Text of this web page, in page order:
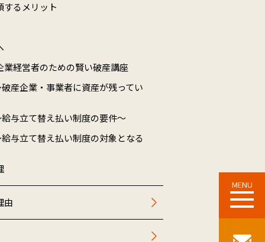
MENU
するメリット
経営者のための賢い破産講座
産企業・事業者に資産が残ってい
与立て替え払い制度の要件～
与立て替え払い制度の対象となる
由